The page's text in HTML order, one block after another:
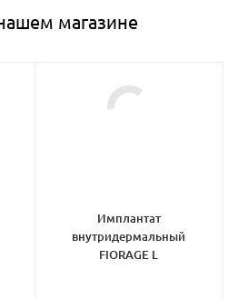
магазине
Имплантат
внутридермальный
FIORAGE L